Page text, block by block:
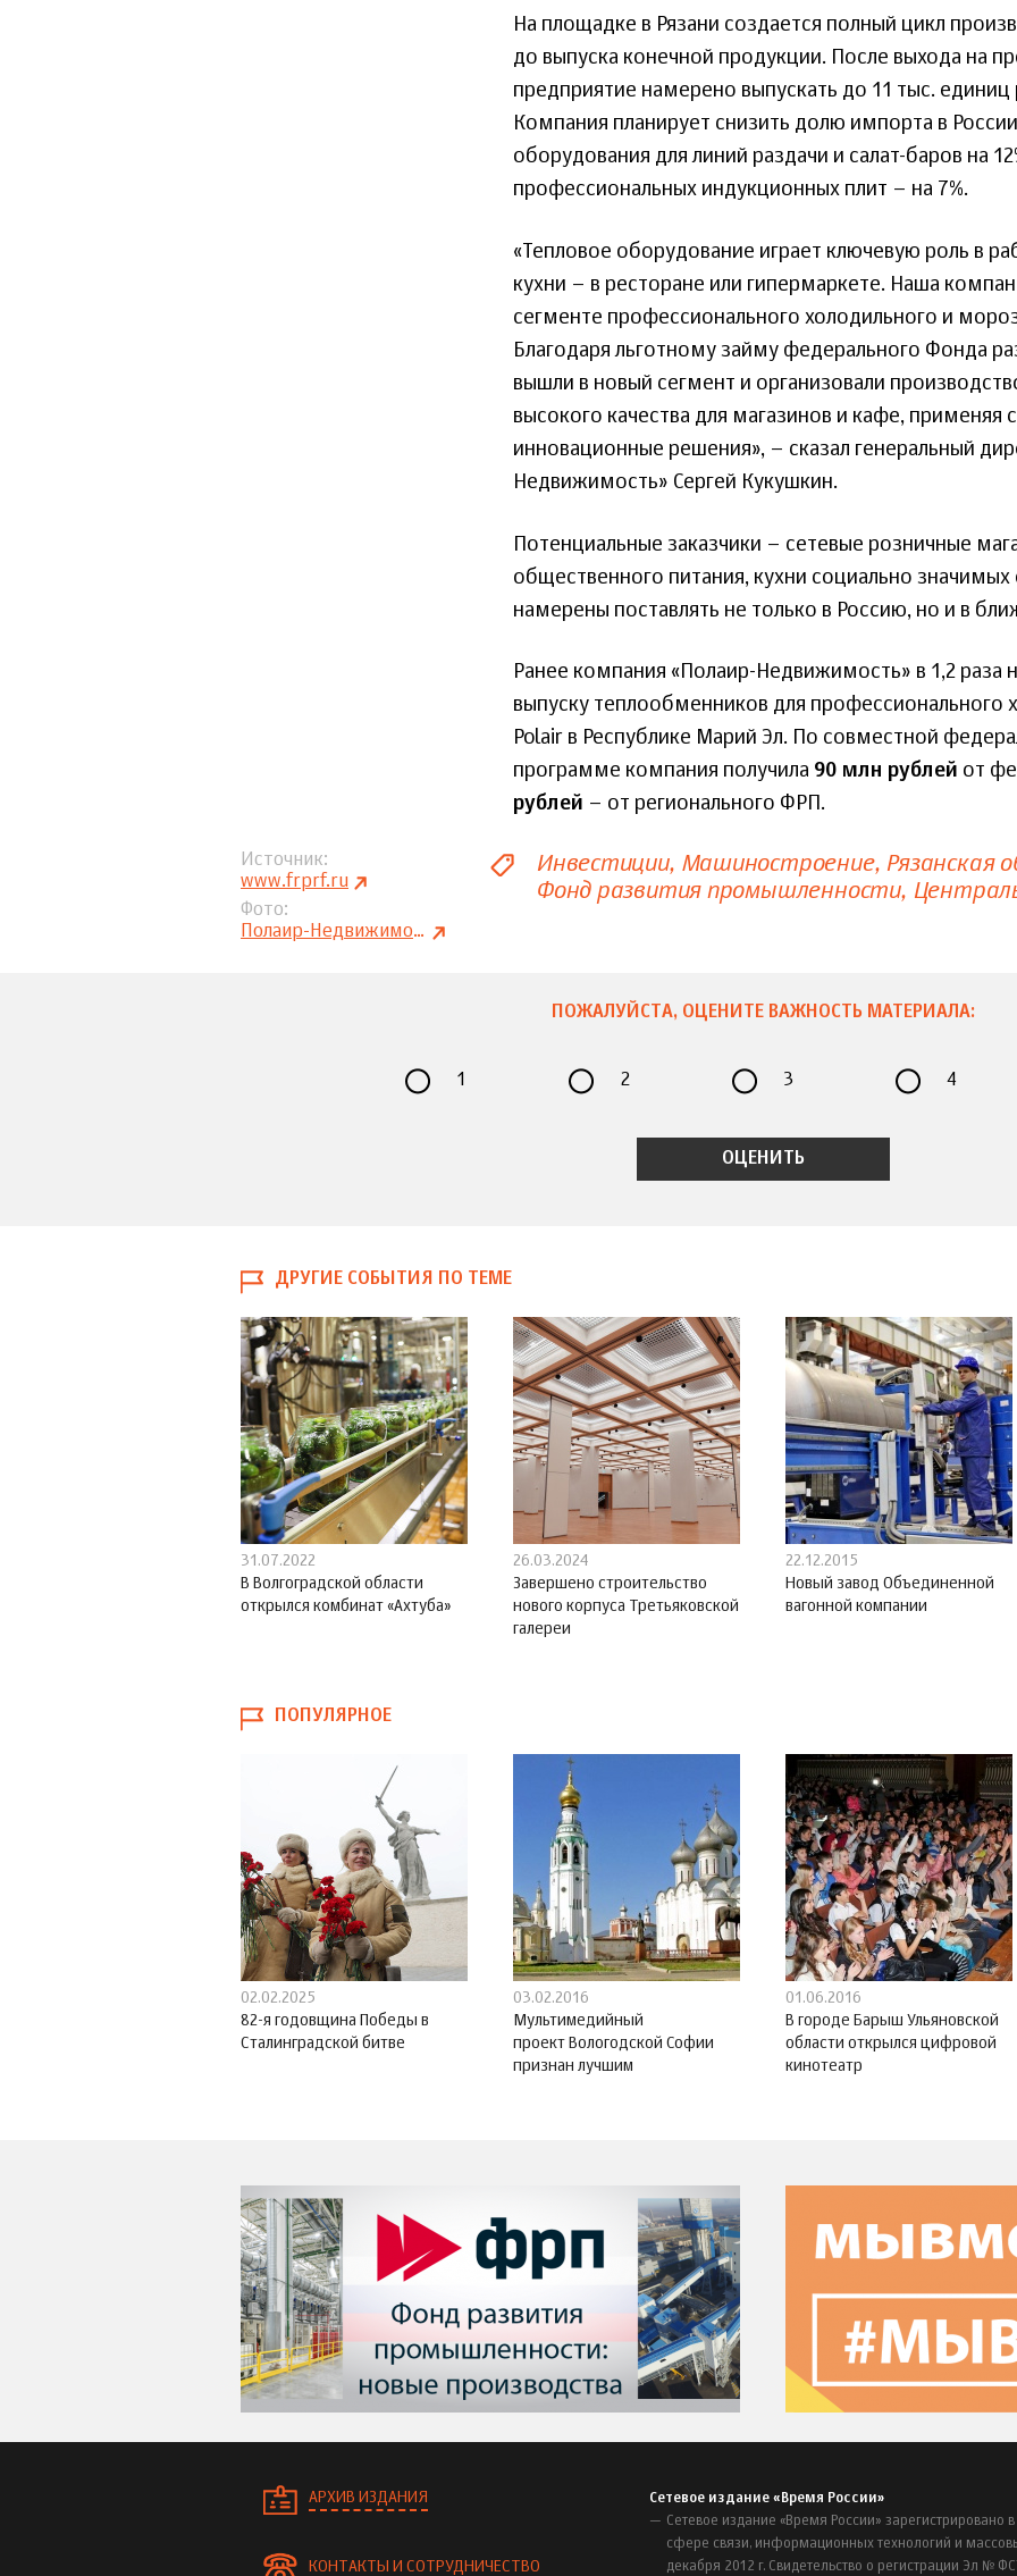
На площадке в Рязани создается полный цикл
до выпуска конечной продукции. После выхода на
предприятие намерено выпускать до 11 тыс.
Компания планирует снизить долю импорта в
оборудования для линий раздачи и салат-баров на
профессиональных индукционных плит – на 7%.
«Тепловое оборудование играет ключевую роль в
кухни – в ресторане или гипермаркете. Наша
сегменте профессионального холодильного и
Благодаря льготному займу федерального Фонда
вышли в новый сегмент и организовали
высокого качества для магазинов и кафе,
инновационные решения», – сказал генеральный
Недвижимость» Сергей Кукушкин.
Потенциальные заказчики – сетевые розничные
общественного питания, кухни социально
намерены поставлять не только в Россию, но и в
Ранее компания «Полаир-Недвижимость» в 1,2 раза
выпуску теплообменников для профессионального
Polair в Республике Марий Эл. По совместной
программе компания получила 90 млн рублей от
рублей – от регионального ФРП.
Источник
www.frprf.ru
Фото
Полаир-Недвижимость
Инвестиции Машиностроение Рязанская
Фонд развития промышленности
ПОЖАЛУЙСТА, ОЦЕНИТЕ ВАЖНОСТЬ МАТЕРИАЛА:
1 2 3 4
ДРУГИЕ СОБЫТИЯ ПО ТЕМЕ
31.07.2022
В Волгоградской области
открылся комбинат «Ахтуба»
26.03.2024
Завершено строительство
нового корпуса Третьяковской
галереи
22.12.2015
Новый завод Объединенной
вагонной компании
ПОПУЛЯРНОЕ
02.02.2025
82-я годовщина Победы в
Сталинградской битве
03.02.2016
Мультимедийный
проект Вологодской Софии
признан лучшим
01.06.2016
В городе Барыш Ульяновской
области открылся цифровой
кинотеатр
АРХИВ ИЗДАНИЯ
КОНТАКТЫ И СОТРУДНИЧЕСТВО
Сетевое издание «Время России»
Сетевое издание «Время России» зарегистрировано
сфере связи, информационных технологий и
декабря 2012 г. Свидетельство о регистрации Эл №